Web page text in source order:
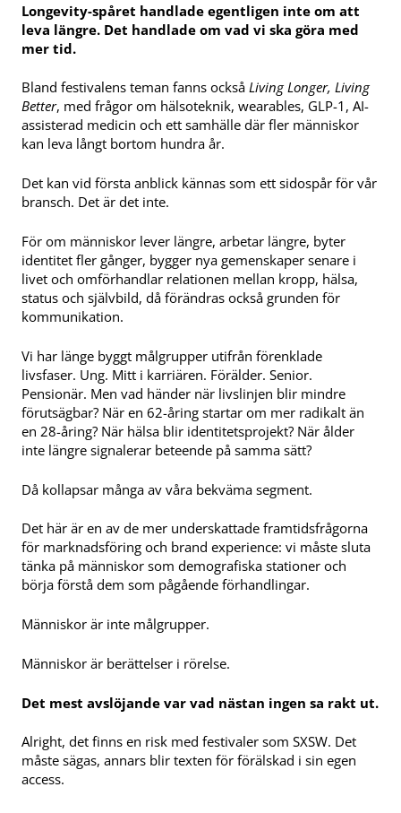
Longevity-spåret handlade egentligen inte om att
leva längre. Det handlade om vad vi ska göra med
mer tid.
Bland festivalens teman fanns också Living Longer, Living
Better, med frågor om hälsoteknik, wearables, GLP-1, AI-
assisterad medicin och ett samhälle där fler människor
kan leva långt bortom hundra år.
Det kan vid första anblick kännas som ett sidospår för vår
bransch. Det är det inte.
För om människor lever längre, arbetar längre, byter
identitet fler gånger, bygger nya gemenskaper senare i
livet och omförhandlar relationen mellan kropp, hälsa,
status och självbild, då förändras också grunden för
kommunikation.
Vi har länge byggt målgrupper utifrån förenklade
livsfaser. Ung. Mitt i karriären. Förälder. Senior.
Pensionär. Men vad händer när livslinjen blir mindre
förutsägbar? När en 62-åring startar om mer radikalt än
en 28-åring? När hälsa blir identitetsprojekt? När ålder
inte längre signalerar beteende på samma sätt?
Då kollapsar många av våra bekväma segment.
Det här är en av de mer underskattade framtidsfrågorna
för marknadsföring och brand experience: vi måste sluta
tänka på människor som demografiska stationer och
börja förstå dem som pågående förhandlingar.
Människor är inte målgrupper.
Människor är berättelser i rörelse.
Det mest avslöjande var vad nästan ingen sa rakt ut.
Alright, det finns en risk med festivaler som SXSW. Det
måste sägas, annars blir texten för förälskad i sin egen
access.